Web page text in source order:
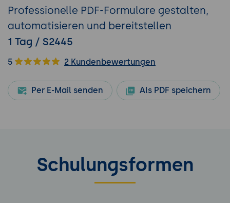
Professionelle PDF-Formulare gestalten,
automatisieren und bereitstellen
1 Tag / S2445
5 2 Kundenbewertungen
Per E-Mail senden Als PDF speichern
Schulungsformen